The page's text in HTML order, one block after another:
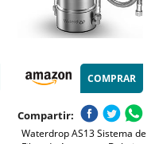
COMPRAR
Compartir:
Waterdrop AS13 Sistema de